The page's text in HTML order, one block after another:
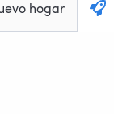
hogar